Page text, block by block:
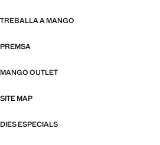
TREBALLA A MANGO
PREMSA
MANGO OUTLET
SITE MAP
DIES ESPECIALS